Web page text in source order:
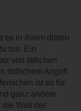
es in ihrem dritten
tun. Ein
von tätlichen
tödlichem Angriff
ist es für
ganz andere
die Welt der